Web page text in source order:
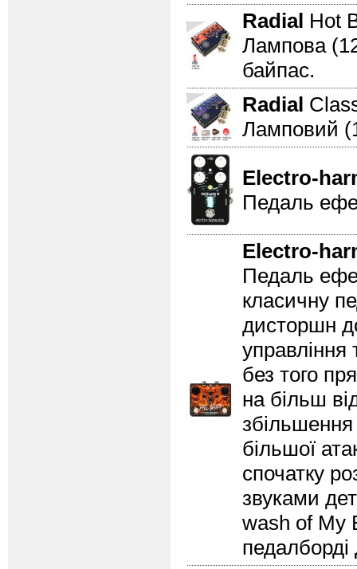
Radial Hot
Лампова
байпас.
Radial
Ламповий
Electro-
Педаль
Electro-
Педаль
класичну
дисторшн
без того
на більш
більшої
спочатку
звуками
wash of My